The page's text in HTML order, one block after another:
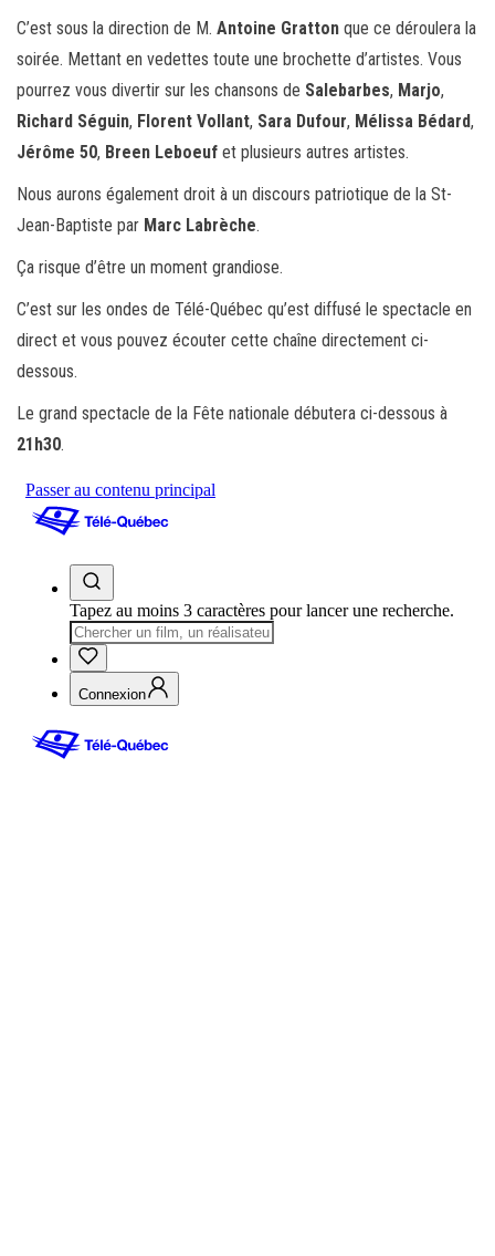
C’est sous la direction de M. Antoine Gratton que ce déroulera la
soirée. Mettant en vedettes toute une brochette d’artistes. Vous
pourrez vous divertir sur les chansons de Salebarbes, Marjo,
Richard Séguin, Florent Vollant, Sara Dufour, Mélissa Bédard,
Jérôme 50, Breen Leboeuf et plusieurs autres artistes.
Nous aurons également droit à un discours patriotique de la St-
Jean-Baptiste par Marc Labrèche.
Ça risque d’être un moment grandiose.
C’est sur les ondes de Télé-Québec qu’est diffusé le spectacle en
direct et vous pouvez écouter cette chaîne directement ci-
dessous.
Le grand spectacle de la Fête nationale débutera ci-dessous à
21h30.